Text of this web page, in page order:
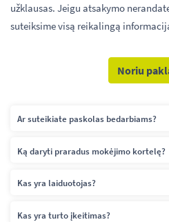
užklausas. Jeigu atsakymo
suteiksime visą reikalingą
Noriu
Ar suteikiate paskolas bedarbiams?
Ką daryti praradus mokėjimo kortelę?
Kas yra laiduotojas?
Kas yra turto įkeitimas?